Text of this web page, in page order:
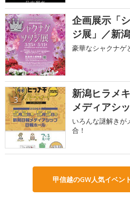
2
企画展示「
ジ展」／新
豪華なシャクナゲ
3
新潟ヒラメ
メディアシ
いろんな謎解きが
合！
甲信越のGW人気イベン